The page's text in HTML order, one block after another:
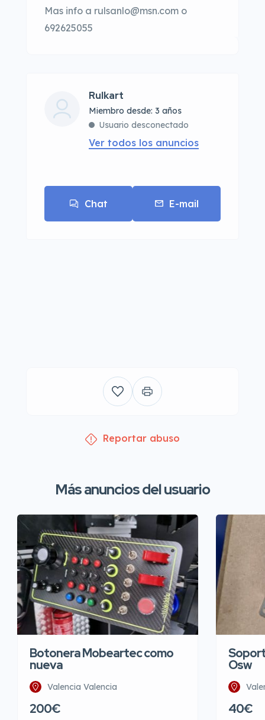
Mas info a rulsanlo@msn.com o
692625055
Rulkart
Miembro desde: 3 años
Usuario desconectado
Ver todos los anuncios
Chat E-mail
Reportar abuso
Más anuncios del usuario
Botonera Mobeartec como
nueva
Valencia Valencia
200€
Osw
40€